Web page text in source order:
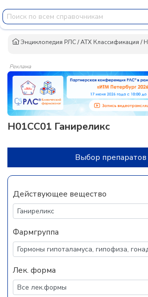
Энциклопедия РЛС/АТХ Классификация /
Реклама
H01CC01 Ганиреликс
Выбор препаратов
Действующее вещество
Фармгруппа
Лек. форма